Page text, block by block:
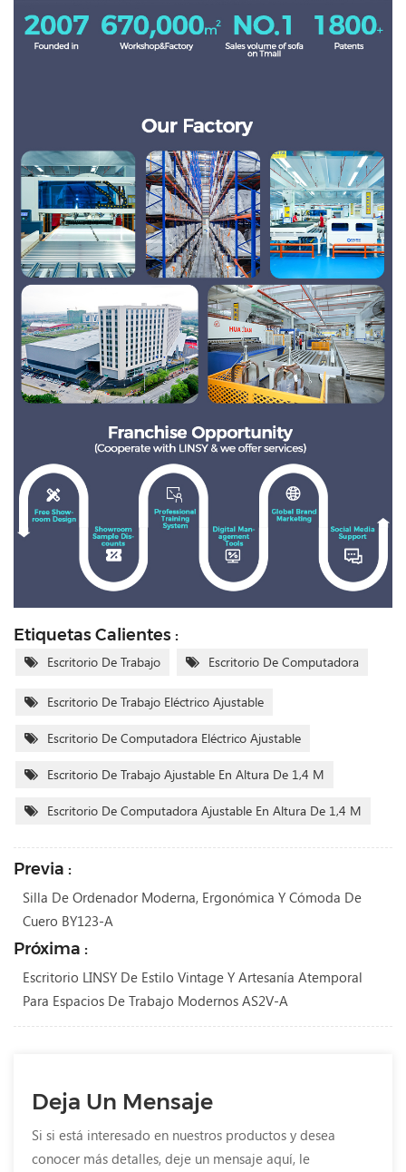
Etiquetas Calientes :
Escritorio De Trabajo Escritorio De Computadora
Escritorio De Trabajo Eléctrico Ajustable
Escritorio De Computadora Eléctrico Ajustable
Escritorio De Trabajo Ajustable En Altura De 1,4 M
Escritorio De Computadora Ajustable En Altura De 1,4 M
Previa :
Silla De Ordenador Moderna, Ergonómica Y Cómoda De
Cuero BY123-A
Próxima :
Escritorio LINSY De Estilo Vintage Y Artesanía Atemporal
Para Espacios De Trabajo Modernos AS2V-A
Deja Un Mensaje
Si si está interesado en nuestros productos y desea
conocer más detalles, deje un mensaje aquí, le